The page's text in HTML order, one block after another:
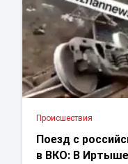
Проиcшествия
Поезд с
в ВКО: В Иртыше